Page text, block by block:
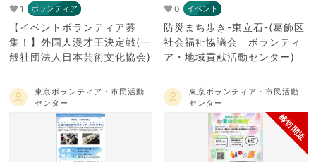
1 ボランティア
【イベントボランティア募
集！】外国人漫才王決定戦(一
般社団法人日本芸術文化協会)
0 イベント
防災まち歩き-東立石-(葛飾区
社会福祉協議会 ボランティ
ア・地域貢献活動センター)
東京ボランティア・市民活動
センター
東京ボランティア・市民活動
センター
締切間近